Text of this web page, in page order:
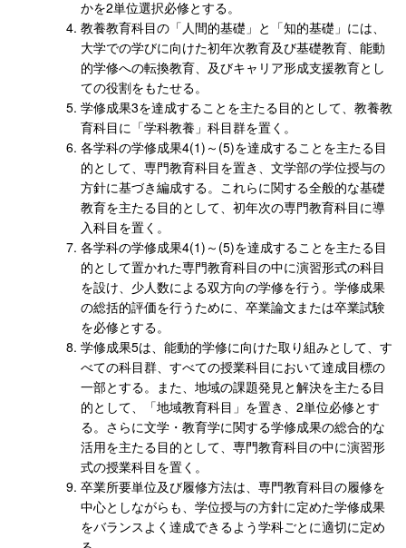
かを2単位選択必修とする。
教養教育科目の「人間的基礎」と「知的基礎」には、
大学での学びに向けた初年次教育及び基礎教育、能動
的学修への転換教育、及びキャリア形成支援教育とし
ての役割をもたせる。
学修成果3を達成することを主たる目的として、教養教
育科目に「学科教養」科目群を置く。
各学科の学修成果4(1)～(5)を達成することを主たる目
的として、専門教育科目を置き、文学部の学位授与の
方針に基づき編成する。これらに関する全般的な基礎
教育を主たる目的として、初年次の専門教育科目に導
入科目を置く。
各学科の学修成果4(1)～(5)を達成することを主たる目
的として置かれた専門教育科目の中に演習形式の科目
を設け、少人数による双方向の学修を行う。学修成果
の総括的評価を行うために、卒業論文または卒業試験
を必修とする。
学修成果5は、能動的学修に向けた取り組みとして、す
べての科目群、すべての授業科目において達成目標の
一部とする。また、地域の課題発見と解決を主たる目
的として、「地域教育科目」を置き、2単位必修とす
る。さらに文学・教育学に関する学修成果の総合的な
活用を主たる目的として、専門教育科目の中に演習形
式の授業科目を置く。
卒業所要単位及び履修方法は、専門教育科目の履修を
中心としながらも、学位授与の方針に定めた学修成果
をバランスよく達成できるよう学科ごとに適切に定め